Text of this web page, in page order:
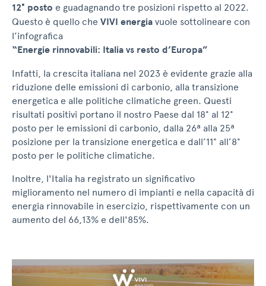
12° posto e guadagnando tre posizioni rispetto al 2022.
Questo è quello che VIVI energia vuole sottolineare con
l’infografica
“Energie rinnovabili: Italia vs resto d’Europa”
Infatti, la crescita italiana nel 2023 è evidente grazie alla
riduzione delle emissioni di carbonio, alla transizione
energetica e alle politiche climatiche green. Questi
risultati positivi portano il nostro Paese dal 18° al 12°
posto per le emissioni di carbonio, dalla 26ª alla 25ª
posizione per la transizione energetica e dall’11° all’8°
posto per le politiche climatiche.
Inoltre, l'Italia ha registrato un significativo
miglioramento nel numero di impianti e nella capacità di
energia rinnovabile in esercizio, rispettivamente con un
aumento del 66,13% e dell'85%.